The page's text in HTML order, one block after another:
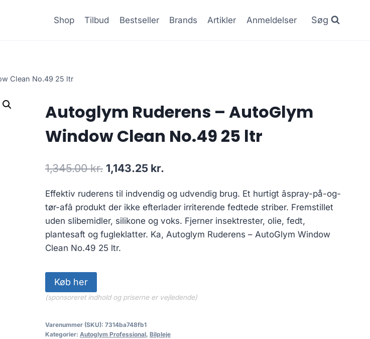
Shop Tilbud Bestseller Brands Artikler Anmeldelser Søg
Clean No.49 25 ltr
Autoglym Ruderens – AutoGlym
Window Clean No.49 25 ltr
1,345.00kr. Den
pris
var:
1,345.00 kr..
1,143.25 kr.
pris
er:
1,143.25 kr..
Effektiv ruderens til indvendig og udvendig brug. Et hurtigt âspray-på-og-
tør-afâ produkt der ikke efterlader irriterende fedtede striber. Fremstillet
uden slibemidler, silikone og voks. Fjerner insektrester, olie, fedt,
plantesaft og fugleklatter. Ka, Autoglym Ruderens – AutoGlym Window
Clean No.49 25 ltr.
Køb her
(sponsoreret indhold og priserne er vejledende)
Varenummer (SKU): 7314ba748fb1
Kategorier: Autoglym Professional, Bilpleje